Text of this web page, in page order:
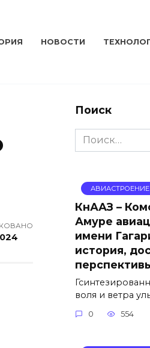
НОВОСТИ
Поиск
Search
for:
АВИАСТРОЕНИЕ
КнААЗ –
Амуре
имени
история,
воля и ветра
0 554